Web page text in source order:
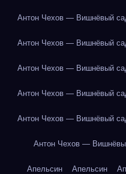
Антон Чехов — Вишнёвый
Антон Чехов — Вишнёвый
Антон Чехов — Вишнёвый
Антон Чехов — Вишнёвый
Антон Чехов — Вишнёвый
Антон Чехов —
Апельсин Апельсин